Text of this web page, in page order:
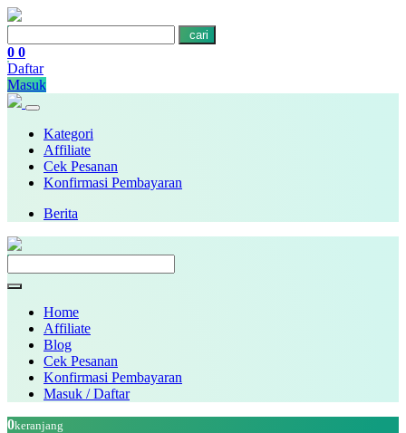
cari
0 0
Daftar
Masuk
Kategori
Affiliate
Cek Pesanan
Konfirmasi Pembayaran
Berita
Home
Affiliate
Blog
Cek Pesanan
Konfirmasi Pembayaran
Masuk / Daftar
0keranjang